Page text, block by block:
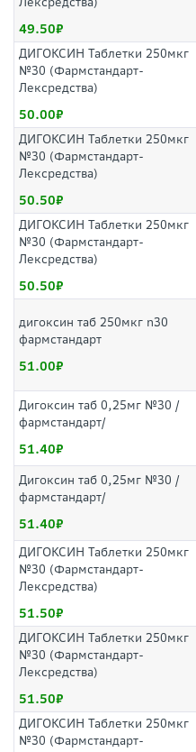
49.50
ДИГОКСИН Таблетки 250мкг
№30 (Фармстандарт-
Лексредства)
50.00
ДИГОКСИН Таблетки 250мкг
№30 (Фармстандарт-
Лексредства)
50.50
ДИГОКСИН Таблетки 250мкг
№30 (Фармстандарт-
Лексредства)
50.50
дигоксин таб 250мкг n30
фармстандарт
51.00
Дигоксин таб 0,25мг №30 /
фармстандарт/
51.40
Дигоксин таб 0,25мг №30 /
фармстандарт/
51.40
ДИГОКСИН Таблетки 250мкг
№30 (Фармстандарт-
Лексредства)
51.50
ДИГОКСИН Таблетки 250мкг
№30 (Фармстандарт-
Лексредства)
51.50
ДИГОКСИН Таблетки 250мкг
№30 (Фармстандарт-